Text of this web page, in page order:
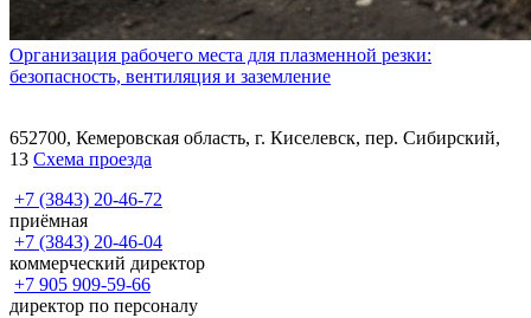
Организация рабочего места для плазменной резки:
безопасность, вентиляция и заземление
652700, Кемеровская область, г. Киселевск, пер. Сибирский,
13 Схема проезда
+7 (3843) 20-46-72
приёмная
+7 (3843) 20-46-04
коммерческий директор
+7 905 909-59-66
директор по персоналу